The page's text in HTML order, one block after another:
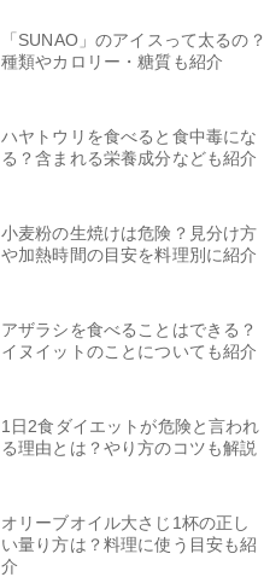
「SUNAO」のアイスって太るの？
種類やカロリー・糖質も紹介
ハヤトウリを食べると食中毒にな
る？含まれる栄養成分なども紹介
小麦粉の生焼けは危険？見分け方
や加熱時間の目安を料理別に紹介
アザラシを食べることはできる？
イヌイットのことについても紹介
1日2食ダイエットが危険と言われ
る理由とは？やり方のコツも解説
オリーブオイル大さじ1杯の正し
い量り方は？料理に使う目安も紹
介